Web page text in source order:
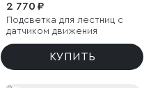
2 770 ₽
Подсветка для лестниц с
датчиком движения
КУПИТЬ